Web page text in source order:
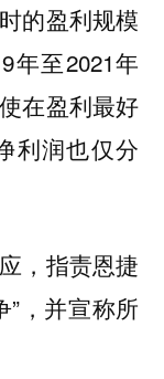
的盈利规模
至2021年
在盈利最好
利润也仅分
，指责恩捷
”，并宣称所